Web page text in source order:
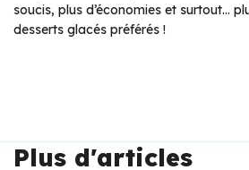
soucis, plus d’économies et surtout…
desserts glacés préférés !
Plus d'articles